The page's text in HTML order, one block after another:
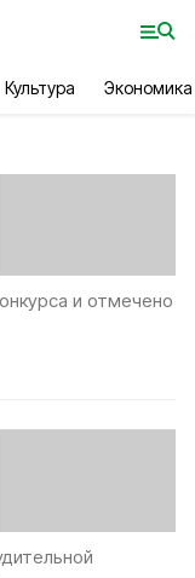
Культура Экономика
и отмечено